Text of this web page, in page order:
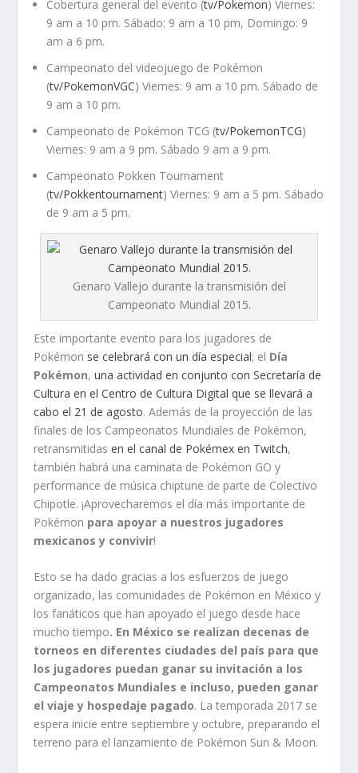
Cobertura general del evento (tv/Pokemon) Viernes:
9 am a 10 pm. Sábado: 9 am a 10 pm, Domingo: 9
am a 6 pm.
Campeonato del videojuego de Pokémon
(tv/PokemonVGC) Viernes: 9 am a 10 pm. Sábado de
9 am a 10 pm.
Campeonato de Pokémon TCG (tv/PokemonTCG)
Viernes: 9 am a 9 pm. Sábado 9 am a 9 pm.
Campeonato Pokken Tournament
(tv/Pokkentournament) Viernes: 9 am a 5 pm. Sábado
de 9 am a 5 pm.
Genaro Vallejo durante la transmisión del
Campeonato Mundial 2015.
Este importante evento para los jugadores de
Pokémon se celebrará con un día especial; el Día
Pokémon,una actividad en conjunto con Secretaría de
Cultura en el Centro de Cultura Digital que se llevará a
cabo el 21 de agosto. Además de la proyección de las
finales de los Campeonatos Mundiales de Pokémon,
retransmitidas en el canal de Pokémex en Twitch,
también habrá una caminata de Pokémon GO y
performance de música chiptune de parte de Colectivo
Chipotle. ¡Aprovecharemos el día más importante de
Pokémon para apoyar a nuestros jugadores
mexicanos y convivir!
Esto se ha dado gracias a los esfuerzos de juego
organizado, las comunidades de Pokémon en México y
los fanáticos que han apoyado el juego desde hace
mucho tiempo. En México se realizan decenas de
torneos en diferentes ciudades del país para que
los jugadores puedan ganar su invitación a los
Campeonatos Mundiales e incluso, pueden ganar
el viaje y hospedaje pagado. La temporada 2017 se
espera inicie entre septiembre y octubre, preparando el
terreno para el lanzamiento de Pokémon Sun & Moon.